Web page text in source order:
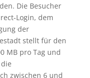
Die Besucher
Login, dem
der
stellt für den
MB pro Tag und
zwischen 6 und